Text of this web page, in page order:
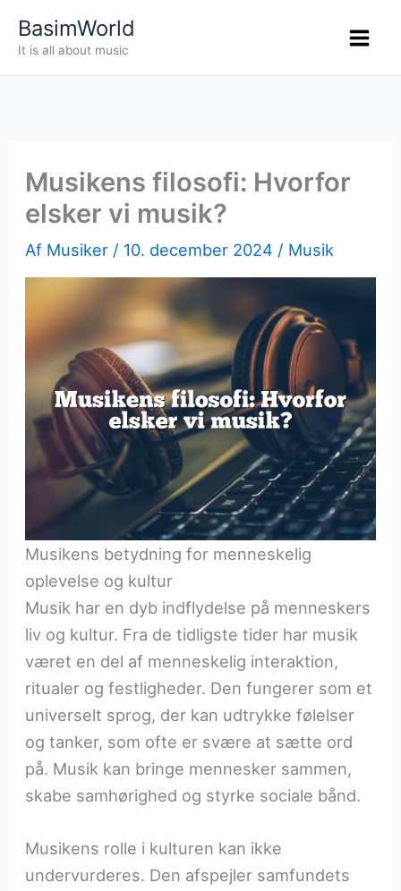
BasimWorld
It is all about music
Musikens filosofi: Hvorfor
elsker vi musik?
Af Musiker / 10. december 2024 / Musik
Musikens betydning for menneskelig
oplevelse og kultur
Musik har en dyb indflydelse på menneskers
liv og kultur. Fra de tidligste tider har musik
været en del af menneskelig interaktion,
ritualer og festligheder. Den fungerer som et
universelt sprog, der kan udtrykke følelser
og tanker, som ofte er svære at sætte ord
på. Musik kan bringe mennesker sammen,
skabe samhørighed og styrke sociale bånd.
Musikens rolle i kulturen kan ikke
undervurderes. Den afspejler samfundets